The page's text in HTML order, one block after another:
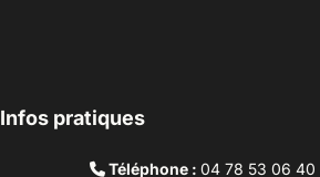
Infos pratiques
Téléphone :04 78 53 06 40